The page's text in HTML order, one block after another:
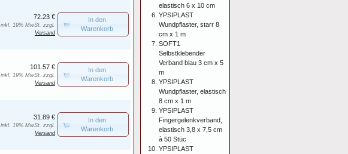
72.23 €
inkl. 19% MwSt. zzgl.
Versand
In den
Warenkorb
101.57 €
inkl. 19% MwSt. zzgl.
Versand
In den
Warenkorb
31.89 €
inkl. 19% MwSt. zzgl.
Versand
In den
Warenkorb
elastisch 6 x 10 cm
YPSIPLAST
Wundpflaster, starr 8
cm x 1 m
SOFT1
Selbstklebender
Verband blau 3 cm x 5
m
YPSIPLAST
Wundpflaster, elastisch
8 cm x 1 m
YPSIPLAST
Fingergelenkverband,
elastisch 3,8 x 7,5 cm
à 50 Stüc
YPSIPLAST